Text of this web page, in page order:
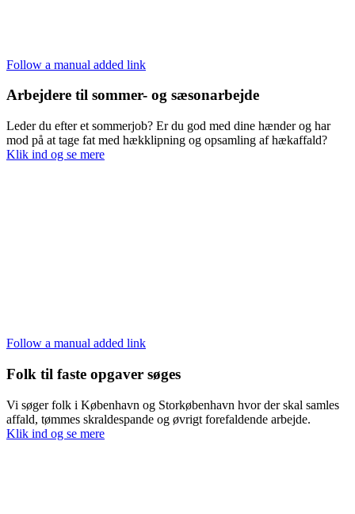
Follow a manual added link
Arbejdere til sommer- og sæsonarbejde
Leder du efter et sommerjob? Er du god med dine hænder og har
mod på at tage fat med hækklipning og opsamling af hækaffald?
Klik ind og se mere
Follow a manual added link
Folk til faste opgaver søges
Vi søger folk i København og Storkøbenhavn hvor der skal samles
affald, tømmes skraldespande og øvrigt forefaldende arbejde.
Klik ind og se mere